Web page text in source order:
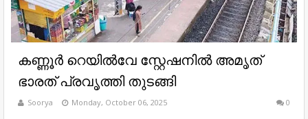
കണ്ണൂർ റെയിൽവേ സ്റ്റേഷനിൽ അമൃത്
ഭാരത് പ്രവൃത്തി തുടങ്ങി
Soorya Monday, October 06, 2025 0